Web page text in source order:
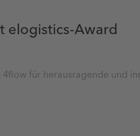
elogistics-Award
für herausragende und